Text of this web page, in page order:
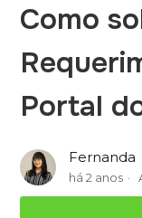
Como
Portal
Fernanda
há 2 anos